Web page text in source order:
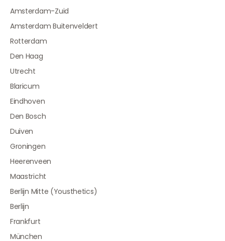
Amsterdam-Zuid
Amsterdam Buitenveldert
Rotterdam
Den Haag
Utrecht
Blaricum
Eindhoven
Den Bosch
Duiven
Groningen
Heerenveen
Maastricht
Berlijn Mitte (Yousthetics)
Berlijn
Frankfurt
München